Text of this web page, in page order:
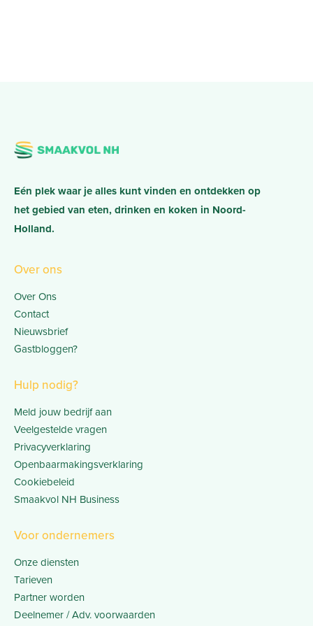
Eén plek waar je alles kunt vinden en ontdekken op
het gebied van eten, drinken en koken in Noord-
Holland.
Over ons
Over Ons
Contact
Nieuwsbrief
Gastbloggen?
Hulp nodig?
Meld jouw bedrijf aan
Veelgestelde vragen
Privacyverklaring
Openbaarmakingsverklaring
Cookiebeleid
Smaakvol NH Business
Voor ondernemers
Onze diensten
Tarieven
Partner worden
Deelnemer / Adv. voorwaarden